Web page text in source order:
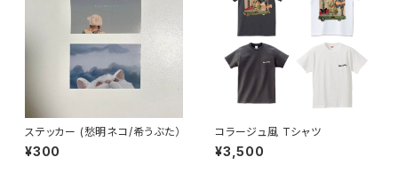
ステッカー (愁明ネコ/希うぶた）
¥300
コラージュ風 Tシャツ
¥3,500